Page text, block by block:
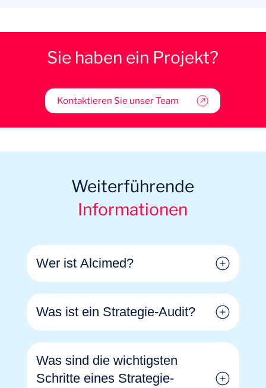
Sie haben ein Projekt?
Kontaktieren Sie unser Team
Weiterführende
Informationen
Wer ist Alcimed?
Was ist ein Strategie-Audit?
Was sind die wichtigsten
Schritte eines Strategie-